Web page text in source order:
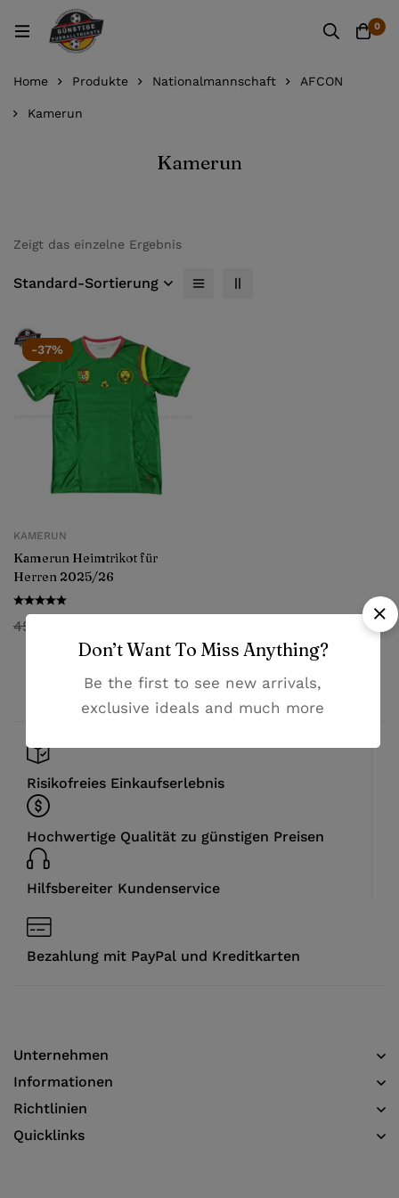
0
Home Produkte Nationalmannschaft AFCON
Kamerun
Kamerun
Zeigt das einzelne Ergebnis
Standard-Sortierung
-37%
KAMERUN
Kamerun Heimtrikot für
Herren 2025/26
45,99
Risikofreies Einkaufserlebnis
Hochwertige Qualität zu günstigen Preisen
Hilfsbereiter Kundenservice
Bezahlung mit PayPal und Kreditkarten
Unternehmen
Informationen​
Richtlinien
Quicklinks
Don’t Want To Miss Anything?
Be the first to see new arrivals,
exclusive ideals and much more